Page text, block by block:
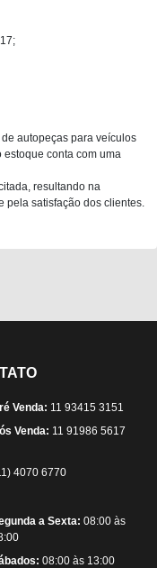
autopeças para veículos
conta com uma
resultando na
pela satisfação dos clientes.
Venda: 11 93415 3151
Venda: 11 91986 5617
4070 6770
a Sexta: 08:00 às
08:00 às 13:00